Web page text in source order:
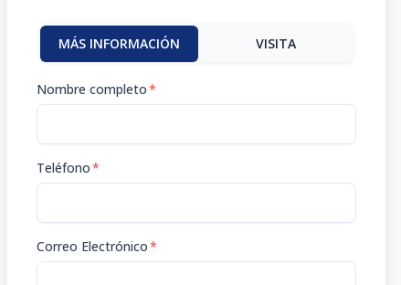
MÁS INFORMACIÓN VISITA
Nombre completo*
Teléfono*
Correo Electrónico*